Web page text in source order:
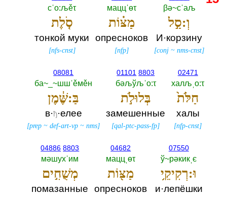
βә~сˈаљ
וְ:סַ֣ל
И·корзину
[conj ~nms-cnst]
маццˈөτ
מַצּ֗וֹת
опресноков
[nfp]
сˈо:љěτ
סֹ֤לֶת
тонкой муки
[nfs-cnst]
02471
халљˌо:τ
חַלֹּת֙
халы
[nfp-cnst]
01101 8803
бәљўљˈо:τ
בְּלוּלֹ֣ת
замешенные
[qal-ptc-pass-fp]
08081
ба~_~шшˈěмěн
בַּ:שֶּׁ֔מֶן
в·ђ·елее
[prep ~def-art-vp ~nms]
07550
ў~рәкикˌє
וּ:רְקִיקֵ֥י
и·лепёшки
04682
маццˌөτ
מַצּ֖וֹת
опресноков
04886 8803
мәшухˈим
מְשֻׁחִ֣ים
помазанные